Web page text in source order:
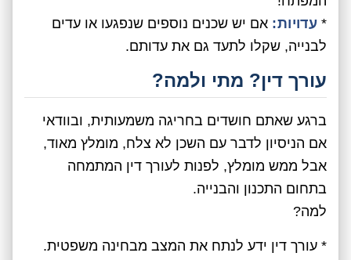
* עדויות: אם יש שכנים נוספים שנפגעו או עדים
לבנייה, שקלו לתעד גם את עדותם.
עורך דין? מתי ולמה?
ברגע שאתם חושדים בחריגה משמעותית, ובוודאי
אם הניסיון לדבר עם השכן לא צלח, מומלץ מאוד,
אבל ממש מומלץ, לפנות לעורך דין המתמחה
בתחום התכנון והבנייה.
למה?
* עורך דין ידע לנתח את המצב מבחינה משפטית.